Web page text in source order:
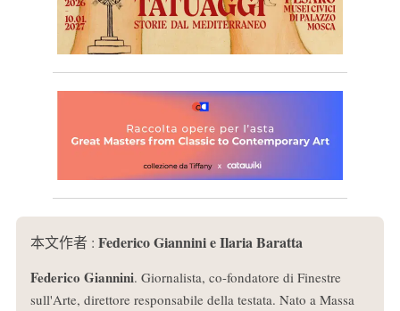
本文作者 : Federico Giannini e Ilaria Baratta
Federico Giannini. Giornalista, co-fondatore di Finestre
sull'Arte, direttore responsabile della testata. Nato a Massa